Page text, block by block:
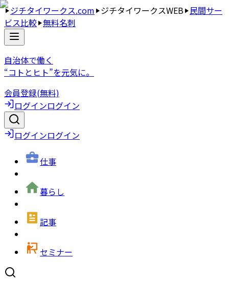
ジチタイワークス.com ジチタイワークスWEB 民間サー
ビス比較 無料名刺
自治体で働く
“コトとヒト”を元気に。
会員登録(無料)
ログインログイン
ログインログイン
仕事
暮らし
記事
セミナー